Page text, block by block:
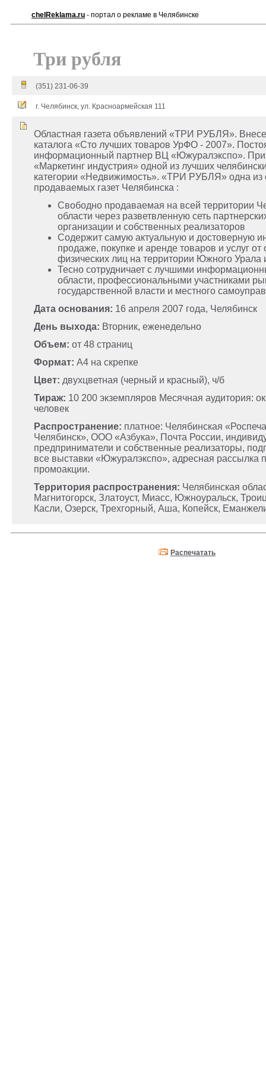
chelReklama.ru - портал о рекламе в Челябинске
Три рубля
(351) 231-06-39
г. Челябинск, ул. Красноармейская 111
Областная газета объявлений «ТРИ РУБЛЯ».
каталога «Сто лучших товаров УрФО - 2007».
информационный партнер ВЦ «Южуралэкспо».
«Маркетинг индустрия» одной из лучших
категории «Недвижимость». «ТРИ РУБЛЯ» одна
продаваемых газет Челябинска :
Свободно продаваемая на всей территории
области через разветвленную сеть
организации и собственных реализаторов
Содержит самую актуальную и достоверную
продаже, покупке и аренде товаров и услуг от
физических лиц на территории Южного Урала
Тесно сотрудничает с лучшими
области, профессиональными участниками
государственной власти и местного
Дата основания: 16 апреля 2007 года, Челябинск
День выхода: Вторник, еженедельно
Объем: от 48 страниц
Формат: А4 на скрепке
Цвет: двухцветная (черный и красный), ч/б
Тираж: 10 200 экземпляров Месячная аудитория:
человек
Распространение: платное: Челябинская
Челябинск», ООО «Азбука», Почта России,
предприниматели и собственные реализаторы,
все выставки «Южуралэкспо», адресная рассылка
промоакции.
Территория распространения: Челябинская
Магнитогорск, Златоуст, Миасс, Южноуральск,
Касли, Озерск, Трехгорный, Аша, Копейск,
Распечатать